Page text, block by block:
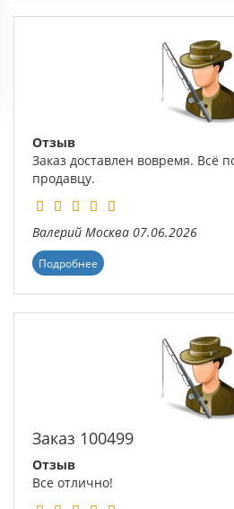
Отзыв
Заказ доставлен вовремя. Всё
продавцу.
Валерий Москва 07.06.2026
Подробнее
Заказ 100499
Отзыв
Все отлично!